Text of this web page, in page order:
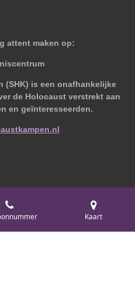
attent maken op:
(SHK) is een onafhankelijke
de Holocaust verstrekt aan
en geïnteresseerden.
Kaart